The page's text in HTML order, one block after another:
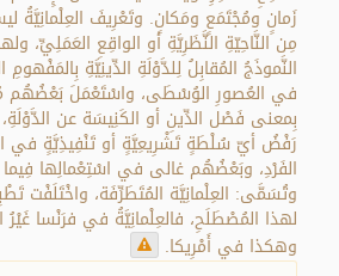
زَمانٍ ومُجْتَمَعٍ ومَكانٍ. وتَعْرِيفَ العِلْمانِيَّةُ
مِن النَّاحِيّةِ النَّظَرِيَّةِ أو الواقِعِ العَمَلِيِّ،
النَّموذَجُ المُقابِلُ لِلدَّوْلَةِ الدِّينِيَّةِ
في العُصورِ الوُسْطَى، واسْتَعْمَلَ بَعْضُهُم
بِمعنى فَصْل الدِّينِ أو الكَنِيسَة عن
رَفْضُ أيّ سُلْطَةٍ تَشْرِيعِيَّةٍ أو تَنْفِيذِيَّةٍ في
الفَرْدِ، وبَعْضُهُم غالى في اسْتِعْمالِها فِيما
وتُسَمَّى: العِلْمانِيَّة المُتَطَرِّفَة، واخْتَلَفْت
لهذا المُصْطَلَحِ، فالعِلْمانِيَّةُ في فرَنْسا غَيْرُ
وهكذا في أَمْرِيكا.